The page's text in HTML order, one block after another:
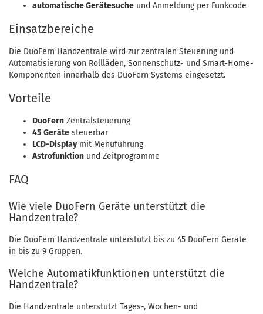
automatische Gerätesuche und Anmeldung per Funkcode
Einsatzbereiche
Die DuoFern Handzentrale wird zur zentralen Steuerung und
Automatisierung von Rollläden, Sonnenschutz- und Smart-Home-
Komponenten innerhalb des DuoFern Systems eingesetzt.
Vorteile
DuoFern Zentralsteuerung
45 Geräte steuerbar
LCD-Displaymit Menüführung
Astrofunktion und Zeitprogramme
FAQ
Wie viele DuoFern Geräte unterstützt die
Handzentrale?
Die DuoFern Handzentrale unterstützt bis zu 45 DuoFern Geräte
in bis zu 9 Gruppen.
Welche Automatikfunktionen unterstützt die
Handzentrale?
Die Handzentrale unterstützt Tages-, Wochen- und